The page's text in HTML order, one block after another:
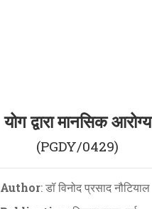
योग द्वारा मानसिक आरोग्य
(PGDY/0429)
Author: डॉ विनोद प्रसाद नौटियाल